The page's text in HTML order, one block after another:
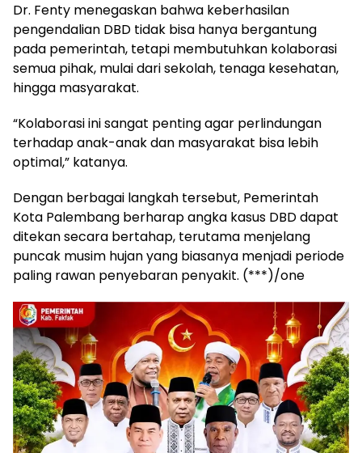
Dr. Fenty menegaskan bahwa keberhasilan
pengendalian DBD tidak bisa hanya bergantung
pada pemerintah, tetapi membutuhkan kolaborasi
semua pihak, mulai dari sekolah, tenaga kesehatan,
hingga masyarakat.
“Kolaborasi ini sangat penting agar perlindungan
terhadap anak-anak dan masyarakat bisa lebih
optimal,” katanya.
Dengan berbagai langkah tersebut, Pemerintah
Kota Palembang berharap angka kasus DBD dapat
ditekan secara bertahap, terutama menjelang
puncak musim hujan yang biasanya menjadi periode
paling rawan penyebaran penyakit. (***)/one